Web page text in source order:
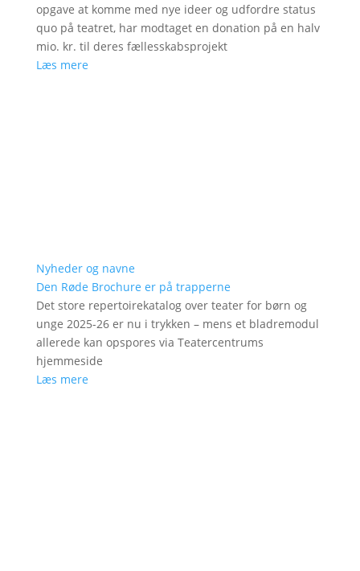
opgave at komme med nye ideer og udfordre status
quo på teatret, har modtaget en donation på en halv
mio. kr. til deres fællesskabsprojekt
Læs mere
Nyheder og navne
Den Røde Brochure er på trapperne
Det store repertoirekatalog over teater for børn og
unge 2025-26 er nu i trykken – mens et bladremodul
allerede kan opspores via Teatercentrums
hjemmeside
Læs mere